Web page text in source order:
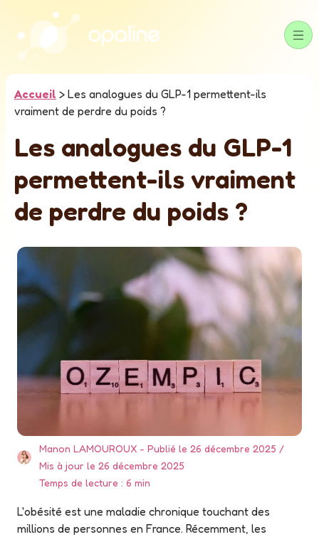
Accueil > Les analogues du GLP-1 permettent-ils
vraiment de perdre du poids ?
Les analogues du GLP-1
permettent-ils vraiment
de perdre du poids ?
Manon LAMOUROUX
Publié le 26 décembre 2025
Mis à jour le 26 décembre 2025
Temps de lecture : 6 min
L'obésité est une maladie chronique touchant des
millions de personnes en France. Récemment, les